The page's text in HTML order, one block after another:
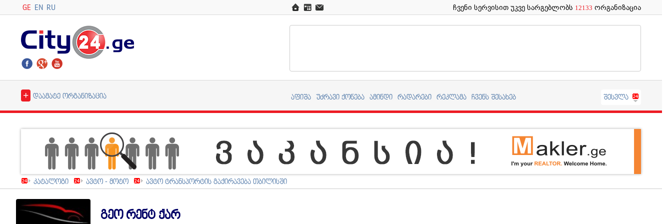
GE EN RU ჩვენი სერვისით უკვე სარგებლობს 12133 ორგანიზაცია
+ დაამატე ორგანიზაცია აფიშა უძრავი ქონება ამინდი რადარები რეკლამა ჩვენს შესახებ შესვლა
კატალოგი ავტო - მოტო ავტო ტრანსპორტის გაქირავება თბილისში
გეო რენტ ქარ